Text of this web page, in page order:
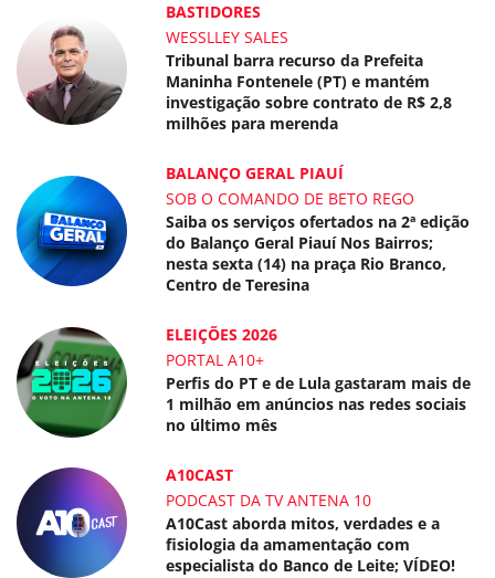
BASTIDORES
WESSLLEY SALES
Tribunal barra recurso da Prefeita
Maninha Fontenele (PT) e mantém
investigação sobre contrato de R$ 2,8
milhões para merenda
BALANÇO GERAL PIAUÍ
SOB O COMANDO DE BETO REGO
Saiba os serviços ofertados na 2ª edição
do Balanço Geral Piauí Nos Bairros;
nesta sexta (14) na praça Rio Branco,
Centro de Teresina
ELEIÇÕES 2026
PORTAL A10+
Perfis do PT e de Lula gastaram mais de
1 milhão em anúncios nas redes sociais
no último mês
A10CAST
PODCAST DA TV ANTENA 10
A10Cast aborda mitos, verdades e a
fisiologia da amamentação com
especialista do Banco de Leite; VÍDEO!